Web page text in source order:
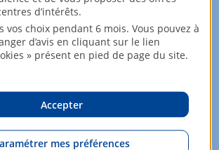
E
F
G
énergétique s'étalant du niveau
de gaz à effet de serre
CO
d’intérêts.
vos choix pendant 6 mois. Vous pouvez à
d’avis en cliquant sur le lien
» présent en pied de page du site.
Accepter
mes préférences